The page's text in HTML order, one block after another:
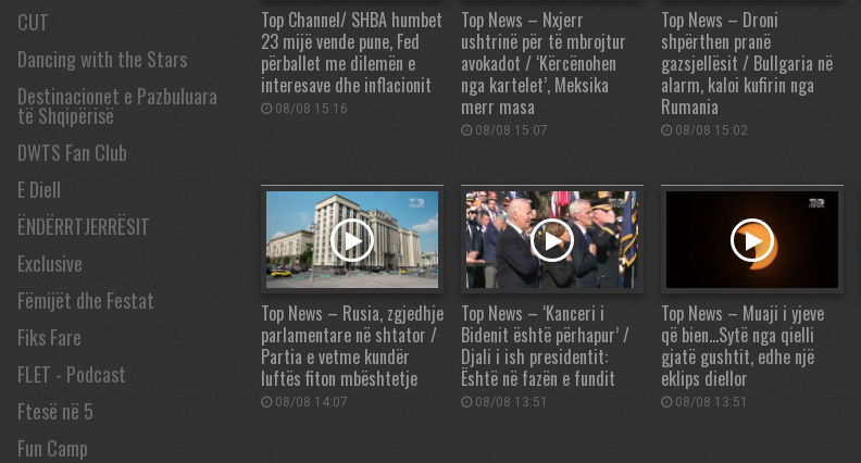
CUT
Dancing with the Stars
Destinacionet e Pazbuluara
të Shqipërisë
DWTS Fan Club
E Diell
ËNDËRRTJERRËSIT
Exclusive
Fëmijët dhe Festat
Fiks Fare
FLET - Podcast
Ftesë në 5
Fun Camp
Top Channel/ SHBA humbet
23 mijë vende pune, Fed
përballet me dilemën e
interesave dhe inflacionit
08/08 15:16
Top News – Nxjerr
ushtrinë për të mbrojtur
avokadot / ‘Kërcënohen
nga kartelet’, Meksika
merr masa
08/08 15:07
Top News – Droni
shpërthen pranë
gazsjellësit / Bullgaria në
alarm, kaloi kufirin nga
Rumania
08/08 15:02
Top News – Rusia, zgjedhje
parlamentare në shtator /
Partia e vetme kundër
luftës fiton mbështetje
08/08 14:07
Top News – ‘Kanceri i
Bidenit është përhapur’ /
Djali i ish presidentit:
Është në fazën e fundit
08/08 13:51
Top News – Muaji i yjeve
që bien…Sytë nga qielli
gjatë gushtit, edhe një
eklips diellor
08/08 13:51